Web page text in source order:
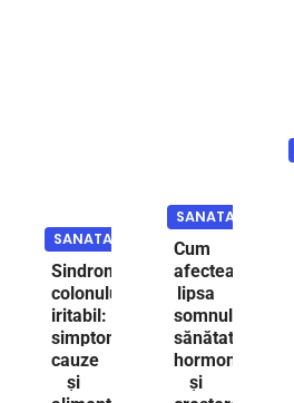
SANATATE
Sindromul
colonului
iritabil:
simptome,
cauze
și
SANATATE
Cum
afectează
lipsa
somnului
sănătatea
hormonală
și